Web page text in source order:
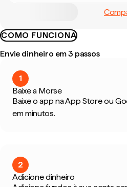
COMO FUNCIONA
Envie dinheiro em 3 passos
1
Baixe a Morse
Baixe o app na App Store ou
em minutos.
2
Adicione dinheiro